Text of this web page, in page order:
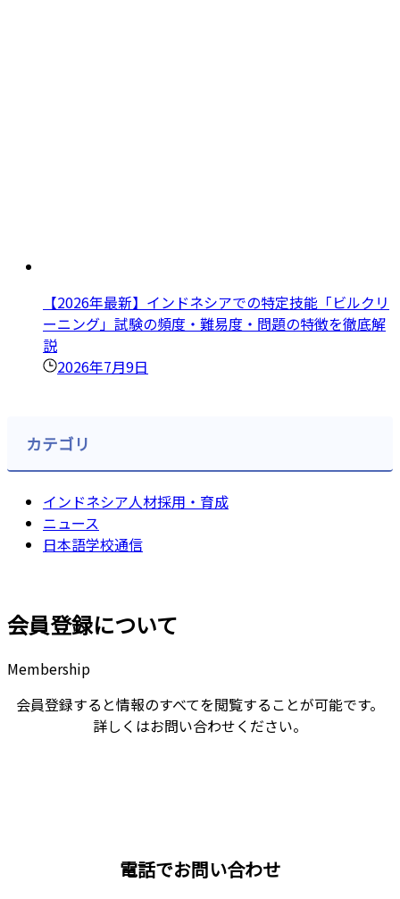
【2026年最新】インドネシアでの特定技能「ビルクリ
ーニング」試験の頻度・難易度・問題の特徴を徹底解
説
2026年7月9日
カテゴリ
インドネシア人材採用・育成
ニュース
日本語学校通信
会員登録について
Membership
会員登録すると情報のすべてを閲覧することが可能です。
詳しくはお問い合わせください。
電話でお問い合わせ